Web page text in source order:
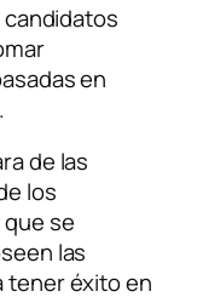
candidatos
en
de las
los
se
las
tener éxito en